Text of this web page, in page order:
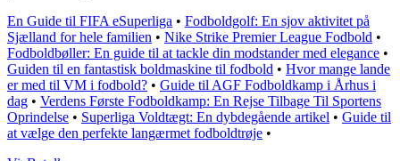
En Guide til FIFA eSuperliga • Fodboldgolf: En sjov aktivitet på
Sjælland for hele familien • Nike Strike Premier League Fodbold •
Fodboldbøller: En guide til at tackle din modstander med elegance •
Guiden til en fantastisk boldmaskine til fodbold • Hvor mange lande
er med til VM i fodbold? • Guide til AGF Fodboldkamp i Århus i
dag • Verdens Første Fodboldkamp: En Rejse Tilbage Til Sportens
Oprindelse • Superliga Voldtægt: En dybdegående artikel • Guide til
at vælge den perfekte langærmet fodboldtrøje •